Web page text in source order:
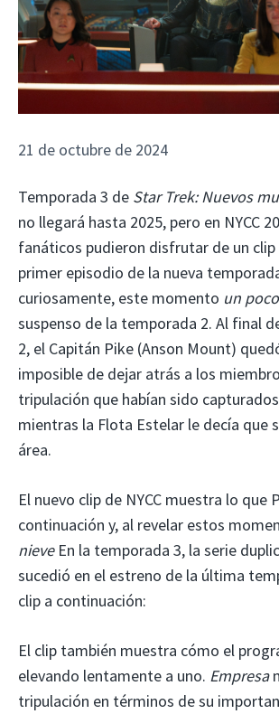
21 de octubre de 2024
Temporada 3 de Star Trek: Nuevos
no llegará hasta 2025, pero en NYCC
fanáticos pudieron disfrutar de un clip
primer episodio de la nueva
curiosamente, este momento un poco
suspenso de la temporada 2. Al final
2, el Capitán Pike (Anson Mount)
imposible de dejar atrás a los
tripulación que habían sido
mientras la Flota Estelar le decía que
área.
El nuevo clip de NYCC muestra lo que
continuación y, al revelar estos
nieveEn la temporada 3, la serie
sucedió en el estreno de la última
clip a continuación:
El clip también muestra cómo el
elevando lentamente a uno. Empresa
tripulación en términos de su